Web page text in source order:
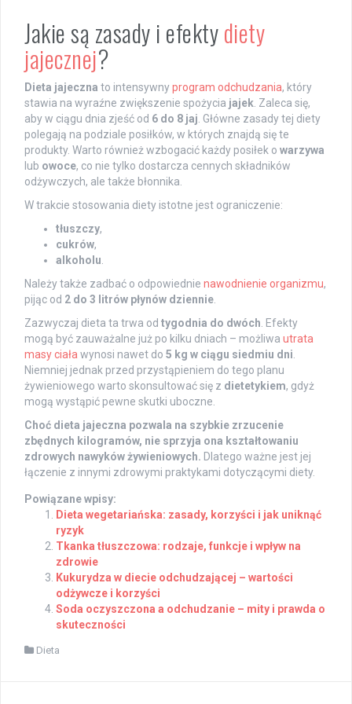
Jakie są zasady i efektydiety
jajecznej?
Dieta jajeczna to intensywnyprogram odchudzania, który
stawia na wyraźne zwiększenie spożycia jajek. Zaleca się,
aby w ciągu dnia zjeść od 6 do 8 jaj. Główne zasady tej diety
polegają na podziale posiłków, w których znajdą się te
produkty. Warto również wzbogacić każdy posiłek o warzywa
lub owoce, co nie tylko dostarcza cennych składników
odżywczych, ale także błonnika.
W trakcie stosowania diety istotne jest ograniczenie:
tłuszczy,
cukrów,
alkoholu.
Należy także zadbać o odpowiednie nawodnienie organizmu,
pijąc od 2 do 3 litrów płynów dziennie.
Zazwyczaj dieta ta trwa od tygodnia do dwóch. Efekty
mogą być zauważalne już po kilku dniach – możliwa utrata
masy ciaławynosi nawet do 5 kg w ciągu siedmiu dni.
Niemniej jednak przed przystąpieniem do tego planu
żywieniowego warto skonsultować się z dietetykiem, gdyż
mogą wystąpić pewne skutki uboczne.
Choć dieta jajeczna pozwala na szybkie zrzucenie
zbędnych kilogramów, nie sprzyja ona kształtowaniu
zdrowych nawyków żywieniowych. Dlatego ważne jest jej
łączenie z innymi zdrowymi praktykami dotyczącymi diety.
Powiązane wpisy:
Dieta wegetariańska: zasady, korzyści i jak uniknąć
ryzyk
Tkanka tłuszczowa: rodzaje, funkcje i wpływ na
zdrowie
Kukurydza w diecie odchudzającej – wartości
odżywcze i korzyści
Soda oczyszczona a odchudzanie – mity i prawda o
skuteczności
Dieta